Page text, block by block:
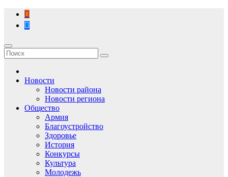
Перейти
содержимому
Новости
Новости района
Новости региона
Общество
Армия
Благоустройство
Здоровье
История
Конкурсы
Культура
Молодежь